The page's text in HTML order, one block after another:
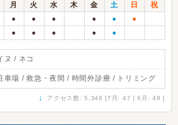
月 火 水 木 金 土 日
祝
● ● ● ● ● ●
● ● ● ● ●
ヌ / ネコ
車場 / 救急・夜間 / 時間外診療 / トリミング
↓ アクセス数: 5,346 [7月: 47 | 6月: 48 ]